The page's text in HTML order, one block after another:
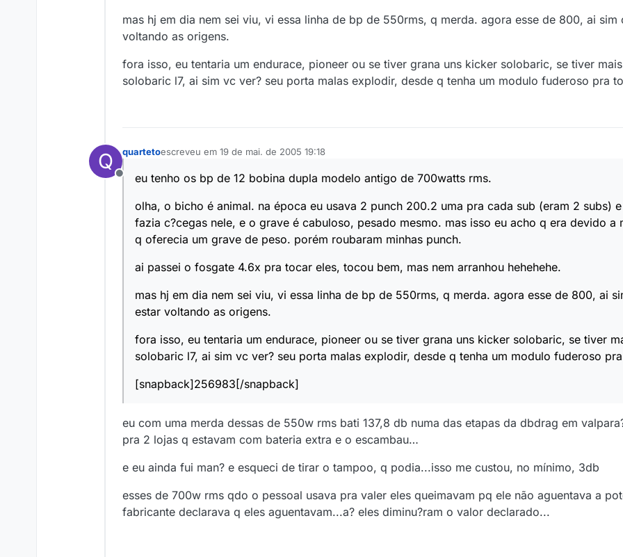
mas hj em dia nem sei viu, vi essa linha de bp de 550rms, q merda. agora esse de 800, ai sim
voltando as origens.
fora isso, eu tentaria um endurace, pioneer ou se tiver grana uns kicker solobaric, se tiver
solobaric l7, ai sim vc ver? seu porta malas explodir, desde q tenha um modulo fuderoso pra
Q
Offline
quartetoescreveu em 19 de mai. de 2005 19:18
última edição por
eu tenho os bp de 12 bobina dupla modelo antigo de 700watts rms.
olha, o bicho é animal. na época eu usava 2 punch 200.2 uma pra cada sub (eram 2 subs)
fazia c?cegas nele, e o grave é cabuloso, pesado mesmo. mas isso eu acho q era devido a
q oferecia um grave de peso. porém roubaram minhas punch.
ai passei o fosgate 4.6x pra tocar eles, tocou bem, mas nem arranhou hehehehe.
mas hj em dia nem sei viu, vi essa linha de bp de 550rms, q merda. agora esse de 800, ai
estar voltando as origens.
fora isso, eu tentaria um endurace, pioneer ou se tiver grana uns kicker solobaric, se tiver
solobaric l7, ai sim vc ver? seu porta malas explodir, desde q tenha um modulo fuderoso
[snapback]256983[/snapback]
eu com uma merda dessas de 550w rms bati 137,8 db numa das etapas da dbdrag em
pra 2 lojas q estavam com bateria extra e o escambau…
e eu ainda fui man? e esqueci de tirar o tampoo, q podia...isso me custou, no mínimo, 3db
esses de 700w rms qdo o pessoal usava pra valer eles queimavam pq ele não aguentava a
fabricante declarava q eles aguentavam...a? eles diminu?ram o valor declarado...